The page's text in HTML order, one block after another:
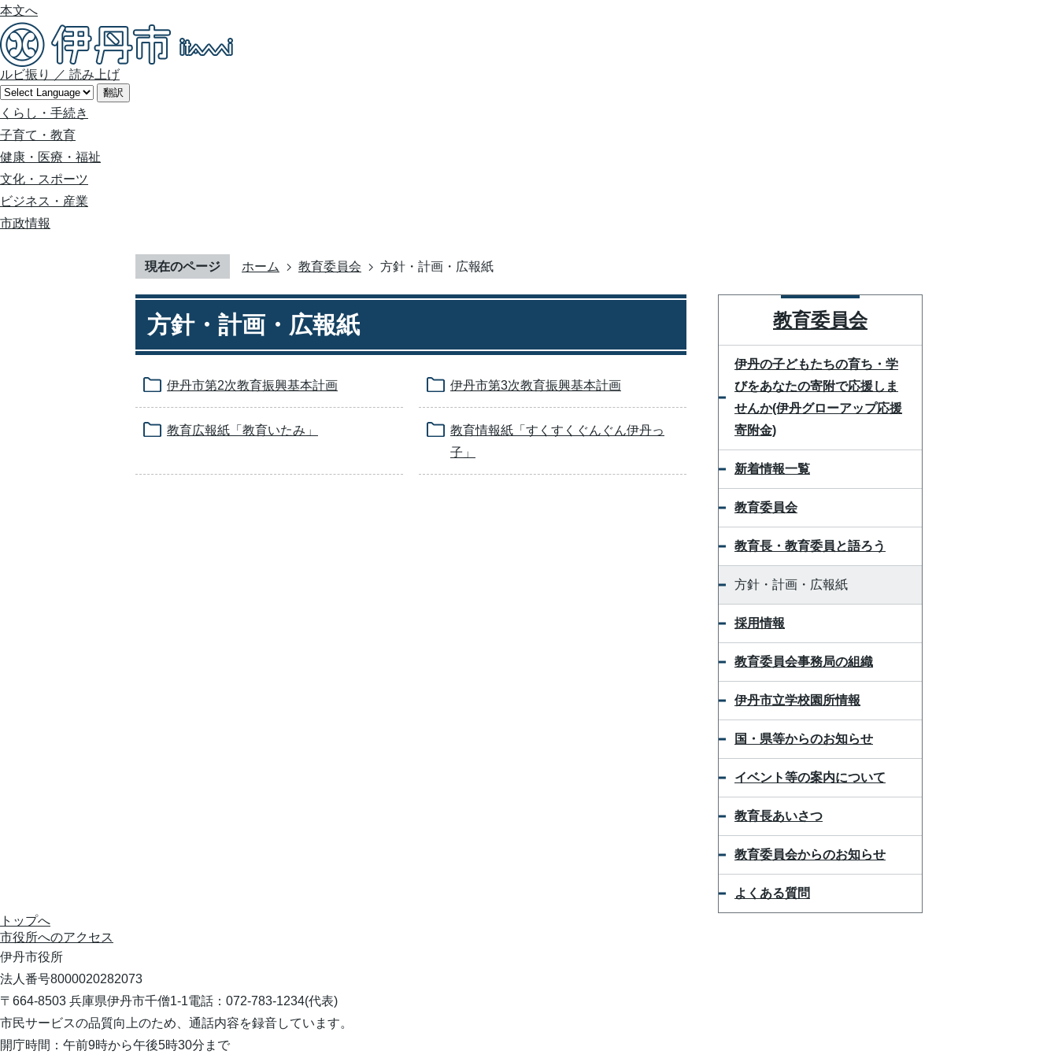
本文へ
ルビ振り ／ 読み上げ
翻訳
くらし・手続き
子育て・教育
健康・医療・福祉
文化・スポーツ
ビジネス・産業
市政情報
現在のページ ホーム 教育委員会 方針・計画・広報紙
方針・計画・広報紙
伊丹市第2次教育振興基本計画 伊丹市第3次教育振興基本計画
教育広報紙「教育いたみ」
教育情報紙「すくすくぐんぐん伊丹っ
子」
教育委員会
伊丹の子どもたちの育ち・学
びをあなたの寄附で応援しま
せんか(伊丹グローアップ応援
寄附金)
新着情報一覧
教育委員会
教育長・教育委員と語ろう
方針・計画・広報紙
採用情報
教育委員会事務局の組織
伊丹市立学校園所情報
国・県等からのお知らせ
イベント等の案内について
教育長あいさつ
教育委員会からのお知らせ
よくある質問
トップへ
市役所へのアクセス
伊丹市役所
法人番号8000020282073
〒664-8503 兵庫県伊丹市千僧1-1電話：072-783-1234(代表)
市民サービスの品質向上のため、通話内容を録音しています。
開庁時間：午前9時から午後5時30分まで